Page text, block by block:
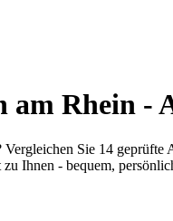
am Rhein -
Sie 14
Ihnen - bequem,